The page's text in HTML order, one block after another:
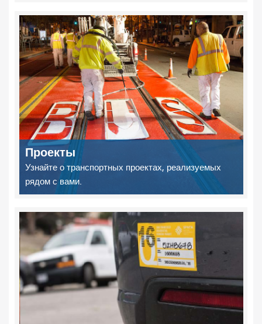
Проекты
Узнайте о транспортных проектах, реализуемых
рядом с вами.